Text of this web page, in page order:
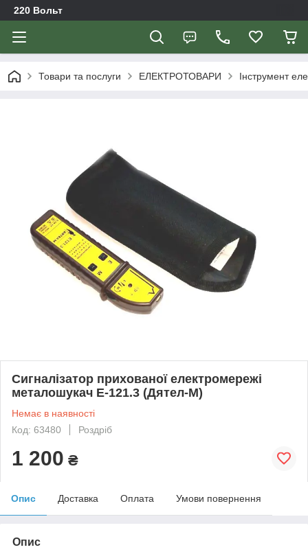
220 Вольт
Товари та послуги ЕЛЕКТРОТОВАРИ Інструмент
Сигналізатор прихованої електромережі
металошукач E-121.3 (Дятел-М)
Немає в наявності
Код: 63480
Роздріб
1 200 ₴
Опис Доставка Оплата Умови повернення
Опис